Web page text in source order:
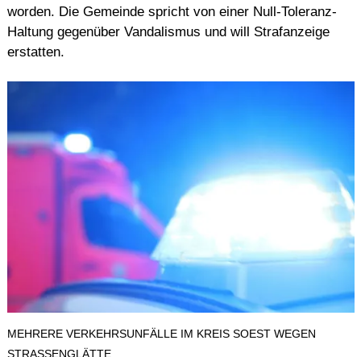
worden. Die Gemeinde spricht von einer Null-Toleranz-
Haltung gegenüber Vandalismus und will Strafanzeige
erstatten.
MEHRERE VERKEHRSUNFÄLLE IM KREIS SOEST WEGEN
STRASSENGLÄTTE